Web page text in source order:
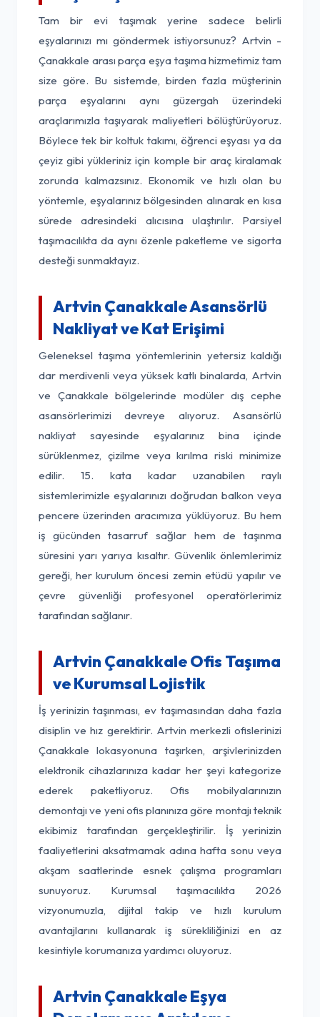
Tam bir evi taşımak yerine sadece belirli
eşyalarınızı mı göndermek istiyorsunuz? Artvin -
Çanakkale arası parça eşya taşıma hizmetimiz tam
size göre. Bu sistemde, birden fazla müşterinin
parça eşyalarını aynı güzergah üzerindeki
araçlarımızla taşıyarak maliyetleri bölüştürüyoruz.
Böylece tek bir koltuk takımı, öğrenci eşyası ya da
çeyiz gibi yükleriniz için komple bir araç kiralamak
zorunda kalmazsınız. Ekonomik ve hızlı olan bu
yöntemle, eşyalarınız bölgesinden alınarak en kısa
sürede adresindeki alıcısına ulaştırılır. Parsiyel
taşımacılıkta da aynı özenle paketleme ve sigorta
desteği sunmaktayız.
Artvin Çanakkale Asansörlü
Nakliyat ve Kat Erişimi
Geleneksel taşıma yöntemlerinin yetersiz kaldığı
dar merdivenli veya yüksek katlı binalarda, Artvin
ve Çanakkale bölgelerinde modüler dış cephe
asansörlerimizi devreye alıyoruz. Asansörlü
nakliyat sayesinde eşyalarınız bina içinde
sürüklenmez, çizilme veya kırılma riski minimize
edilir. 15. kata kadar uzanabilen raylı
sistemlerimizle eşyalarınızı doğrudan balkon veya
pencere üzerinden aracımıza yüklüyoruz. Bu hem
iş gücünden tasarruf sağlar hem de taşınma
süresini yarı yarıya kısaltır. Güvenlik önlemlerimiz
gereği, her kurulum öncesi zemin etüdü yapılır ve
çevre güvenliği profesyonel operatörlerimiz
tarafından sağlanır.
Artvin Çanakkale Ofis Taşıma
ve Kurumsal Lojistik
İş yerinizin taşınması, ev taşımasından daha fazla
disiplin ve hız gerektirir. Artvin merkezli ofislerinizi
Çanakkale lokasyonuna taşırken, arşivlerinizden
elektronik cihazlarınıza kadar her şeyi kategorize
ederek paketliyoruz. Ofis mobilyalarınızın
demontajı ve yeni ofis planınıza göre montajı teknik
ekibimiz tarafından gerçekleştirilir. İş yerinizin
faaliyetlerini aksatmamak adına hafta sonu veya
akşam saatlerinde esnek çalışma programları
sunuyoruz. Kurumsal taşımacılıkta 2026
vizyonumuzla, dijital takip ve hızlı kurulum
avantajlarını kullanarak iş sürekliliğinizi en az
kesintiyle korumanıza yardımcı oluyoruz.
Artvin Çanakkale Eşya